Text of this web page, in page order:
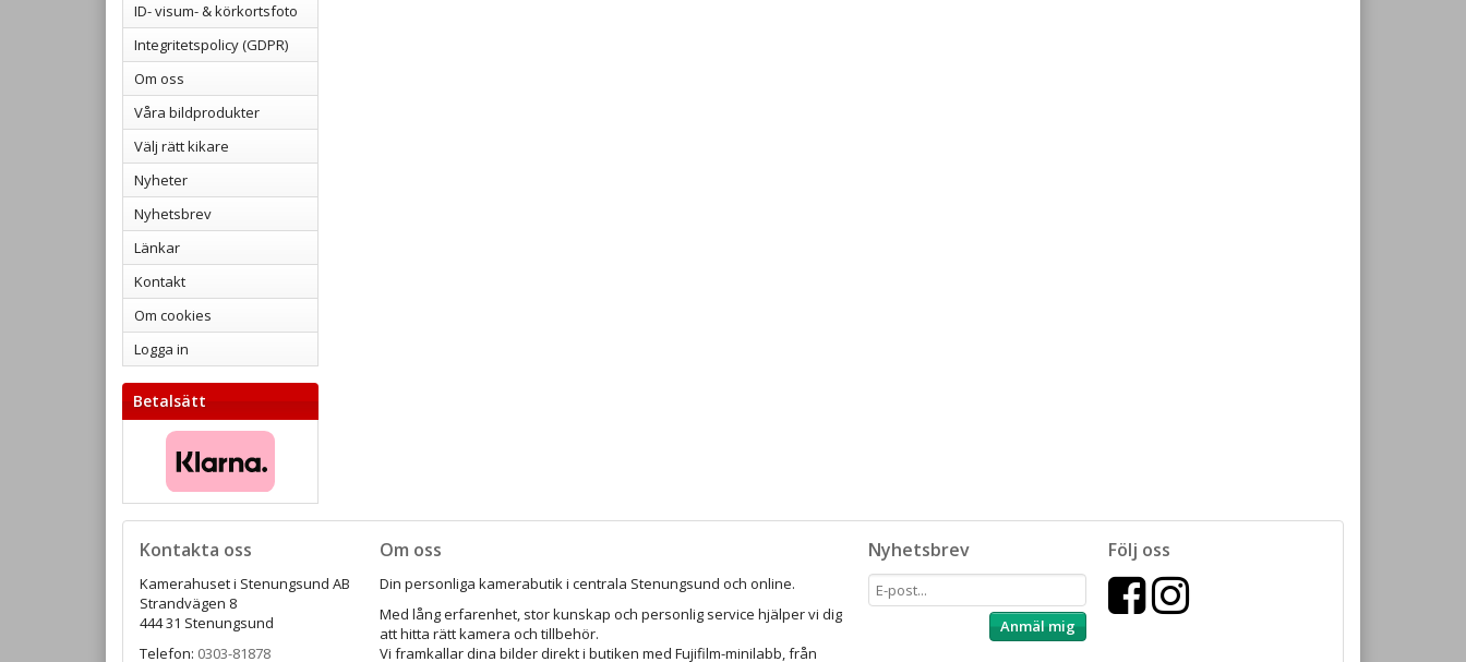
ID- visum- & körkortsfoto
Integritetspolicy (GDPR)
Om oss
Våra bildprodukter
Välj rätt kikare
Nyheter
Nyhetsbrev
Länkar
Kontakt
Om cookies
Logga in
Betalsätt
Kontakta oss
Kamerahuset i Stenungsund AB
Strandvägen 8
444 31 Stenungsund
Telefon: 0303-81878
Följ oss
Nyhetsbrev
Anmäl mig
Om oss
Din personliga kamerabutik i centrala Stenungsund och online.
Med lång erfarenhet, stor kunskap och personlig service hjälper vi dig
att hitta rätt kamera och tillbehör.
Vi framkallar dina bilder direkt i butiken med Fujifilm-minilabb, från